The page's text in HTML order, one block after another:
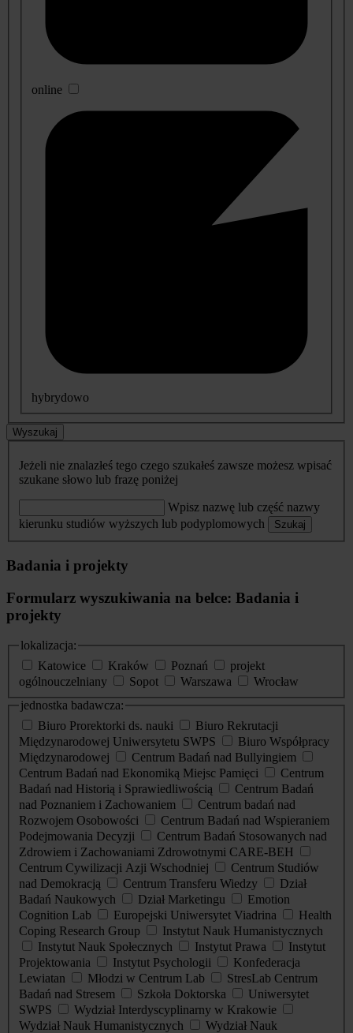
online
hybrydowo
Wyszukaj
Jeżeli nie znalazłeś tego czego szukałeś zawsze możesz wpisać
szukane słowo lub frazę poniżej
Wpisz nazwę lub część nazwy
kierunku studiów wyższych lub podyplomowych
Szukaj
Badania i projekty
Formularz wyszukiwania na belce: Badania i
projekty
lokalizacja:
Katowice
Kraków Poznań
projekt
ogólnouczelniany
Sopot Warszawa
Wrocław
jednostka badawcza:
Biuro Prorektorki ds. nauki
Biuro Rekrutacji
Międzynarodowej Uniwersytetu SWPS
Biuro Współpracy
Międzynarodowej
Centrum Badań nad Bullyingiem
Centrum Badań nad Ekonomiką Miejsc Pamięci
Centrum
Badań nad Historią i Sprawiedliwością
Centrum Badań
nad Poznaniem i Zachowaniem
Centrum badań nad
Rozwojem Osobowości
Centrum Badań nad Wspieraniem
Podejmowania Decyzji
Centrum Badań Stosowanych nad
Zdrowiem i Zachowaniami Zdrowotnymi CARE-BEH
Centrum Cywilizacji Azji Wschodniej
Centrum Studiów
nad Demokracją
Centrum Transferu Wiedzy
Dział
Badań Naukowych
Dział Marketingu
Emotion
Cognition Lab
Europejski Uniwersytet Viadrina
Health
Coping Research Group
Instytut Nauk Humanistycznych
Instytut Nauk Społecznych
Instytut Prawa
Instytut
Projektowania
Instytut Psychologii
Konfederacja
Lewiatan
Młodzi w Centrum Lab
StresLab Centrum
Badań nad Stresem
Szkoła Doktorska
Uniwersytet
SWPS
Wydział Interdyscyplinarny w Krakowie
Wydział Nauk Humanistycznych
Wydział Nauk